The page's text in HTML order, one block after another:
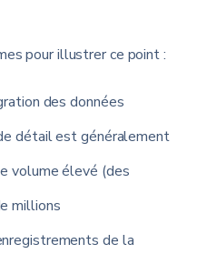
pour illustrer ce point :
des données
détail est généralement
volume élevé (des
millions
de la